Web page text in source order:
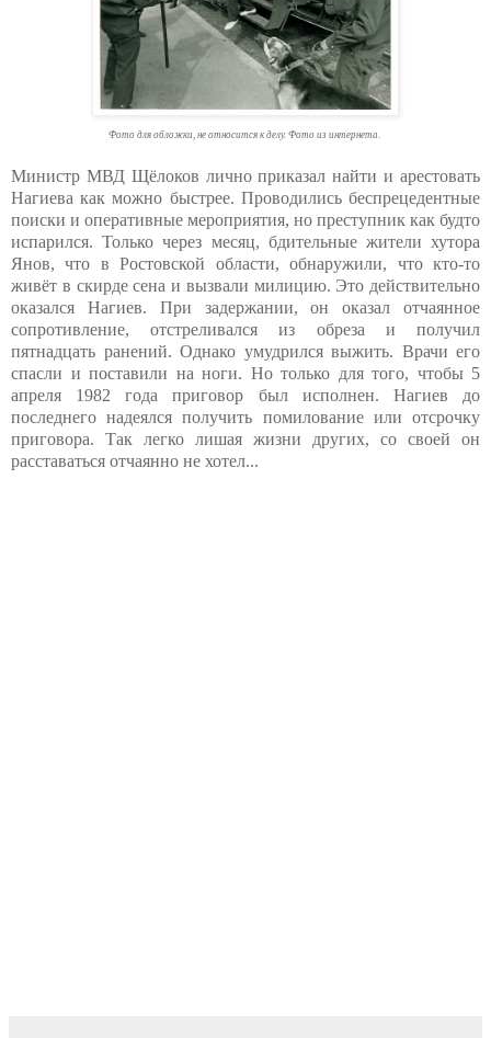
Фото для обложки, не относится к делу. Фото из интернета.
Министр МВД Щёлоков лично приказал найти и арестовать
Нагиева как можно быстрее. Проводились беспрецедентные
поиски и оперативные мероприятия, но преступник как будто
испарился. Только через месяц, бдительные жители хутора
Янов, что в Ростовской области, обнаружили, что кто-то
живёт в скирде сена и вызвали милицию. Это действительно
оказался Нагиев. При задержании, он оказал отчаянное
сопротивление, отстреливался из обреза и получил
пятнадцать ранений. Однако умудрился выжить. Врачи его
спасли и поставили на ноги. Но только для того, чтобы 5
апреля 1982 года приговор был исполнен. Нагиев до
последнего надеялся получить помилование или отсрочку
приговора. Так легко лишая жизни других, со своей он
расставаться отчаянно не хотел...